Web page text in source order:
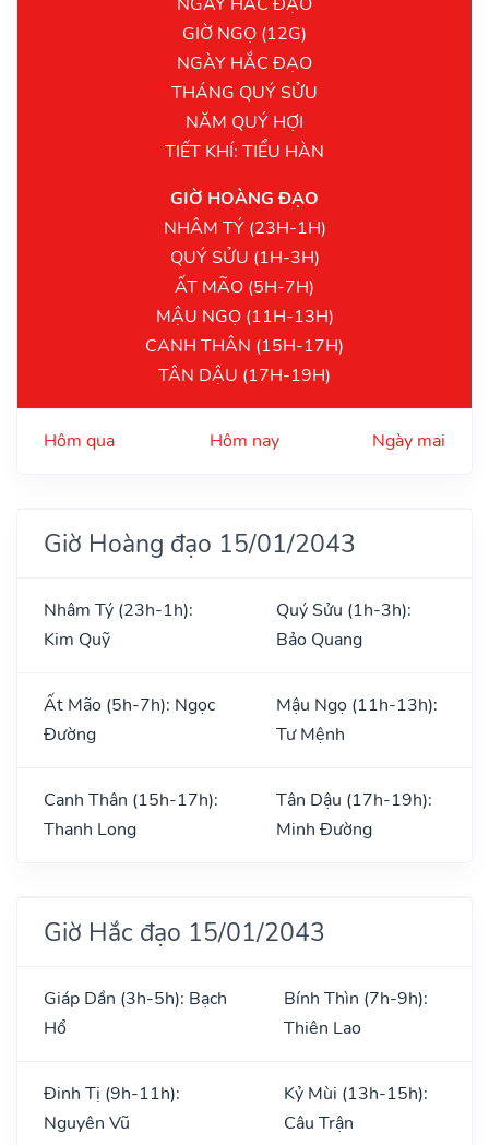
GIỜ NGỌ (12G)
NGÀY HẮC ĐẠO
THÁNG QUÝ SỬU
NĂM QUÝ HỢI
TIẾT KHÍ: TIỂU HÀN
GIỜ HOÀNG ĐẠO
NHÂM TÝ (23H-1H)
QUÝ SỬU (1H-3H)
ẤT MÃO (5H-7H)
MẬU NGỌ (11H-13H)
CANH THÂN (15H-17H)
TÂN DẬU (17H-19H)
Hôm qua Hôm nay Ngày mai
Giờ Hoàng đạo 15/01/2043
Nhâm Tý (23h-1h):
Kim Quỹ
Quý Sửu (1h-3h):
Bảo Quang
Ất Mão (5h-7h): Ngọc
Đường
Mậu Ngọ (11h-13h):
Tư Mệnh
Canh Thân (15h-17h):
Thanh Long
Tân Dậu (17h-19h):
Minh Đường
Giờ Hắc đạo 15/01/2043
Giáp Dần (3h-5h): Bạch
Hổ
Bính Thìn (7h-9h):
Thiên Lao
Đinh Tị (9h-11h):
Nguyên Vũ
Kỷ Mùi (13h-15h):
Câu Trận